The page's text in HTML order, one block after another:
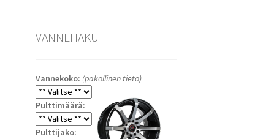
VANNEHAKU
Vannekoko: (pakollinen tieto)
Pulttimäärä:
Pulttijako: